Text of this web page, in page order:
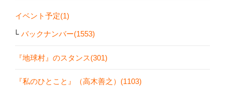
イベント予定(1)
バックナンバー(1553)
『地球村』のスタンス(301)
『私のひとこと』（高木善之）(1103)